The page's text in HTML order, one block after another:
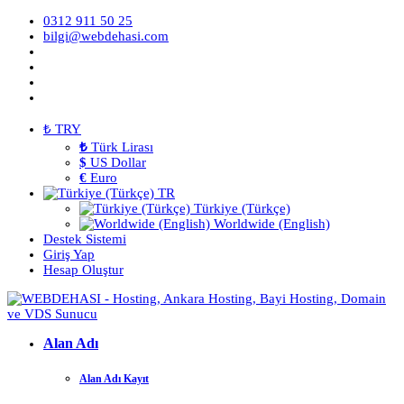
0312 911 50 25
bilgi@webdehasi.com
₺ TRY
₺ Türk Lirası
$ US Dollar
€ Euro
TR
Türkiye (Türkçe)
Worldwide (English)
Destek Sistemi
Giriş Yap
Hesap Oluştur
Alan Adı
Alan Adı Kayıt